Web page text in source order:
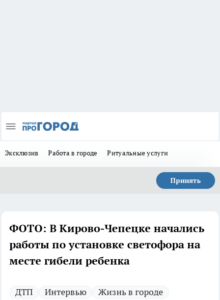
Эксклюзив Работа в городе Ритуальные услуги
Принять
ФОТО: В Кирово-Чепецке начались
работы по установке светофора на
месте гибели ребенка
ДТП Интервью Жизнь в городе